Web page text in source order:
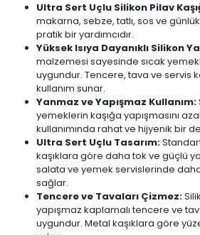
Ultra Sert Uçlu Silikon Pilav
makarna, sebze, tatlı, sos ve
pratik bir yardımcıdır.
Yüksek Isıya Dayanıklı Silikon
malzemesi sayesinde sıcak
uygundur. Tencere, tava ve servis
kullanım sunar.
Yanmaz ve Yapışmaz Kullanım:
yemeklerin kaşığa yapışmasını
kullanımında rahat ve hijyenik bir
Ultra Sert Uçlu Tasarım:
kaşıklara göre daha tok ve güçlü
salata ve yemek servislerinde
sağlar.
Tencere ve Tavaları Çizmez:
yapışmaz kaplamalı tencere ve
uygundur. Metal kaşıklara göre